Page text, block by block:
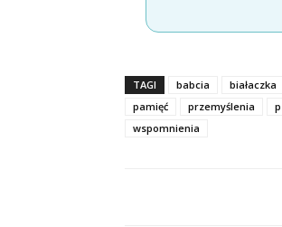
TAGI babcia białaczka
pamięć
przemyślenia
wspomnienia